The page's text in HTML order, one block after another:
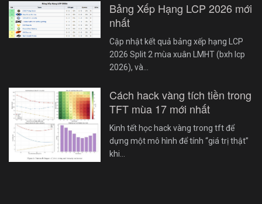
Bảng Xếp Hạng LCP 2026 mới
nhất
Cập nhật kết quả bảng xếp hạng LCP
2026 Split 2 mùa xuân LMHT (bxh lcp
2026), và…
Cách hack vàng tích tiền trong
TFT mùa 17 mới nhất
Kinh tết học hack vàng trong tft để
dựng một mô hình để tính “giá trị thật”
khi…